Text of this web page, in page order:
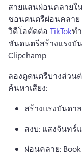
สายแสนผ่อนคลายใ
ชอนดนตรีผ่อนคลาย
วิดีโอตัดต่อ TikTokท
ชันดนตรีสร้างแรงบั
Clipchamp
ลองดูดนตรีบางส่วน
ค้นหาเสียง:
สร้างแรงบันดา
สงบ: แสงจันทร์
ผ่อนคลาย: